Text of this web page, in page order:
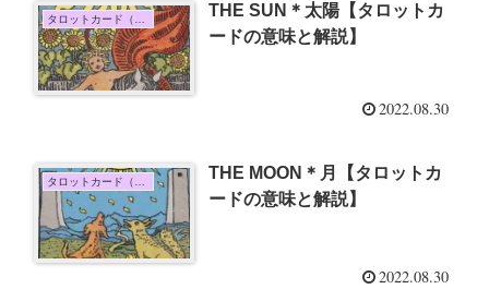
THE SUN＊太陽【タロットカ
ードの意味と解説】
2022.08.30
THE MOON＊月【タロットカ
ードの意味と解説】
2022.08.30